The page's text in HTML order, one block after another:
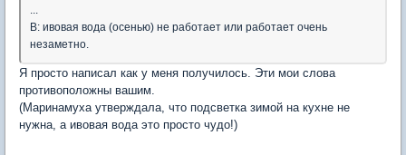
...
В: ивовая вода (осенью) не работает или работает очень
незаметно.
Я просто написал как у меня получилось. Эти мои слова
противоположны вашим.
(Маринамуха утверждала, что подсветка зимой на кухне не
нужна, а ивовая вода это просто чудо!)